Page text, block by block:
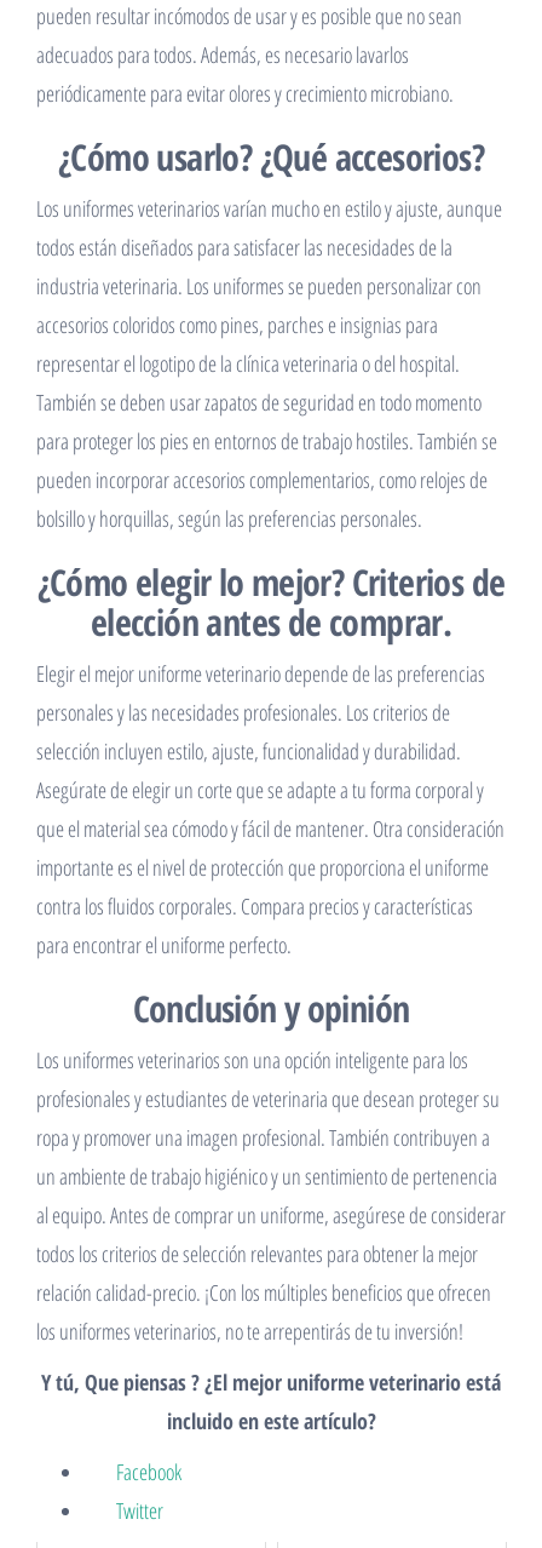
pueden resultar incómodos de usar y es posible que no sean
adecuados para todos. Además, es necesario lavarlos
periódicamente para evitar olores y crecimiento microbiano.
¿Cómo usarlo? ¿Qué accesorios?
Los uniformes veterinarios varían mucho en estilo y ajuste, aunque
todos están diseñados para satisfacer las necesidades de la
industria veterinaria. Los uniformes se pueden personalizar con
accesorios coloridos como pines, parches e insignias para
representar el logotipo de la clínica veterinaria o del hospital.
También se deben usar zapatos de seguridad en todo momento
para proteger los pies en entornos de trabajo hostiles. También se
pueden incorporar accesorios complementarios, como relojes de
bolsillo y horquillas, según las preferencias personales.
¿Cómo elegir lo mejor? Criterios de
elección antes de comprar.
Elegir el mejor uniforme veterinario depende de las preferencias
personales y las necesidades profesionales. Los criterios de
selección incluyen estilo, ajuste, funcionalidad y durabilidad.
Asegúrate de elegir un corte que se adapte a tu forma corporal y
que el material sea cómodo y fácil de mantener. Otra consideración
importante es el nivel de protección que proporciona el uniforme
contra los fluidos corporales. Compara precios y características
para encontrar el uniforme perfecto.
Conclusión y opinión
Los uniformes veterinarios son una opción inteligente para los
profesionales y estudiantes de veterinaria que desean proteger su
ropa y promover una imagen profesional. También contribuyen a
un ambiente de trabajo higiénico y un sentimiento de pertenencia
al equipo. Antes de comprar un uniforme, asegúrese de considerar
todos los criterios de selección relevantes para obtener la mejor
relación calidad-precio. ¡Con los múltiples beneficios que ofrecen
los uniformes veterinarios, no te arrepentirás de tu inversión!
Y tú, Que piensas ? ¿El mejor uniforme veterinario está
incluido en este artículo?
Facebook
Twitter